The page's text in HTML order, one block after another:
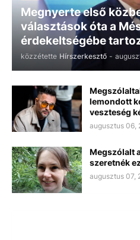
Megnyerte első
választások óta a
érdekeltségébe
közzétette Hírszerkesztő -
lemondott
veszteség
augusztus 06,
Megszólalt
szeretnék
augusztus 07,